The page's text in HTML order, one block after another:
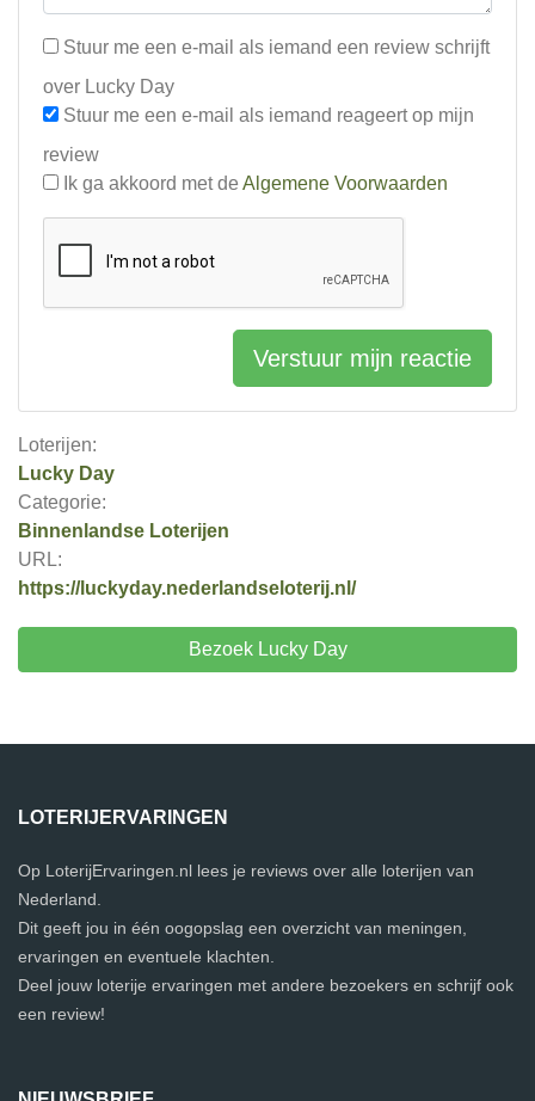
Loterijen:
Lucky Day
Categorie:
Binnenlandse Loterijen
URL:
https://luckyday.nederlandseloterij.nl/
Bezoek Lucky Day
Stuur me een e-mail als iemand een review schrijft
over Lucky Day
Stuur me een e-mail als iemand reageert op mijn
review
Ik ga akkoord met de Algemene Voorwaarden
Verstuur mijn reactie
LOTERIJERVARINGEN
Op LoterijErvaringen.nl lees je reviews over alle loterijen van
Nederland.
Dit geeft jou in één oogopslag een overzicht van meningen,
ervaringen en eventuele klachten.
Deel jouw loterije ervaringen met andere bezoekers en schrijf ook
een review!